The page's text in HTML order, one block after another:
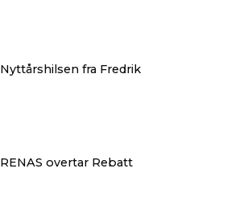
Nyttårshilsen fra Fredrik
RENAS overtar Rebatt